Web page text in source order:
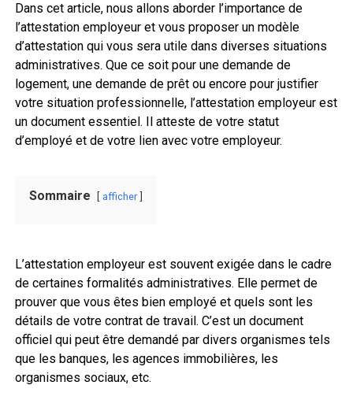
Dans cet article, nous allons aborder l’importance de
l’attestation employeur et vous proposer un modèle
d’attestation qui vous sera utile dans diverses situations
administratives. Que ce soit pour une demande de
logement, une demande de prêt ou encore pour justifier
votre situation professionnelle, l’attestation employeur est
un document essentiel. Il atteste de votre statut
d’employé et de votre lien avec votre employeur.
Sommaire afficher
L’attestation employeur est souvent exigée dans le cadre
de certaines formalités administratives. Elle permet de
prouver que vous êtes bien employé et quels sont les
détails de votre contrat de travail. C’est un document
officiel qui peut être demandé par divers organismes tels
que les banques, les agences immobilières, les
organismes sociaux, etc.